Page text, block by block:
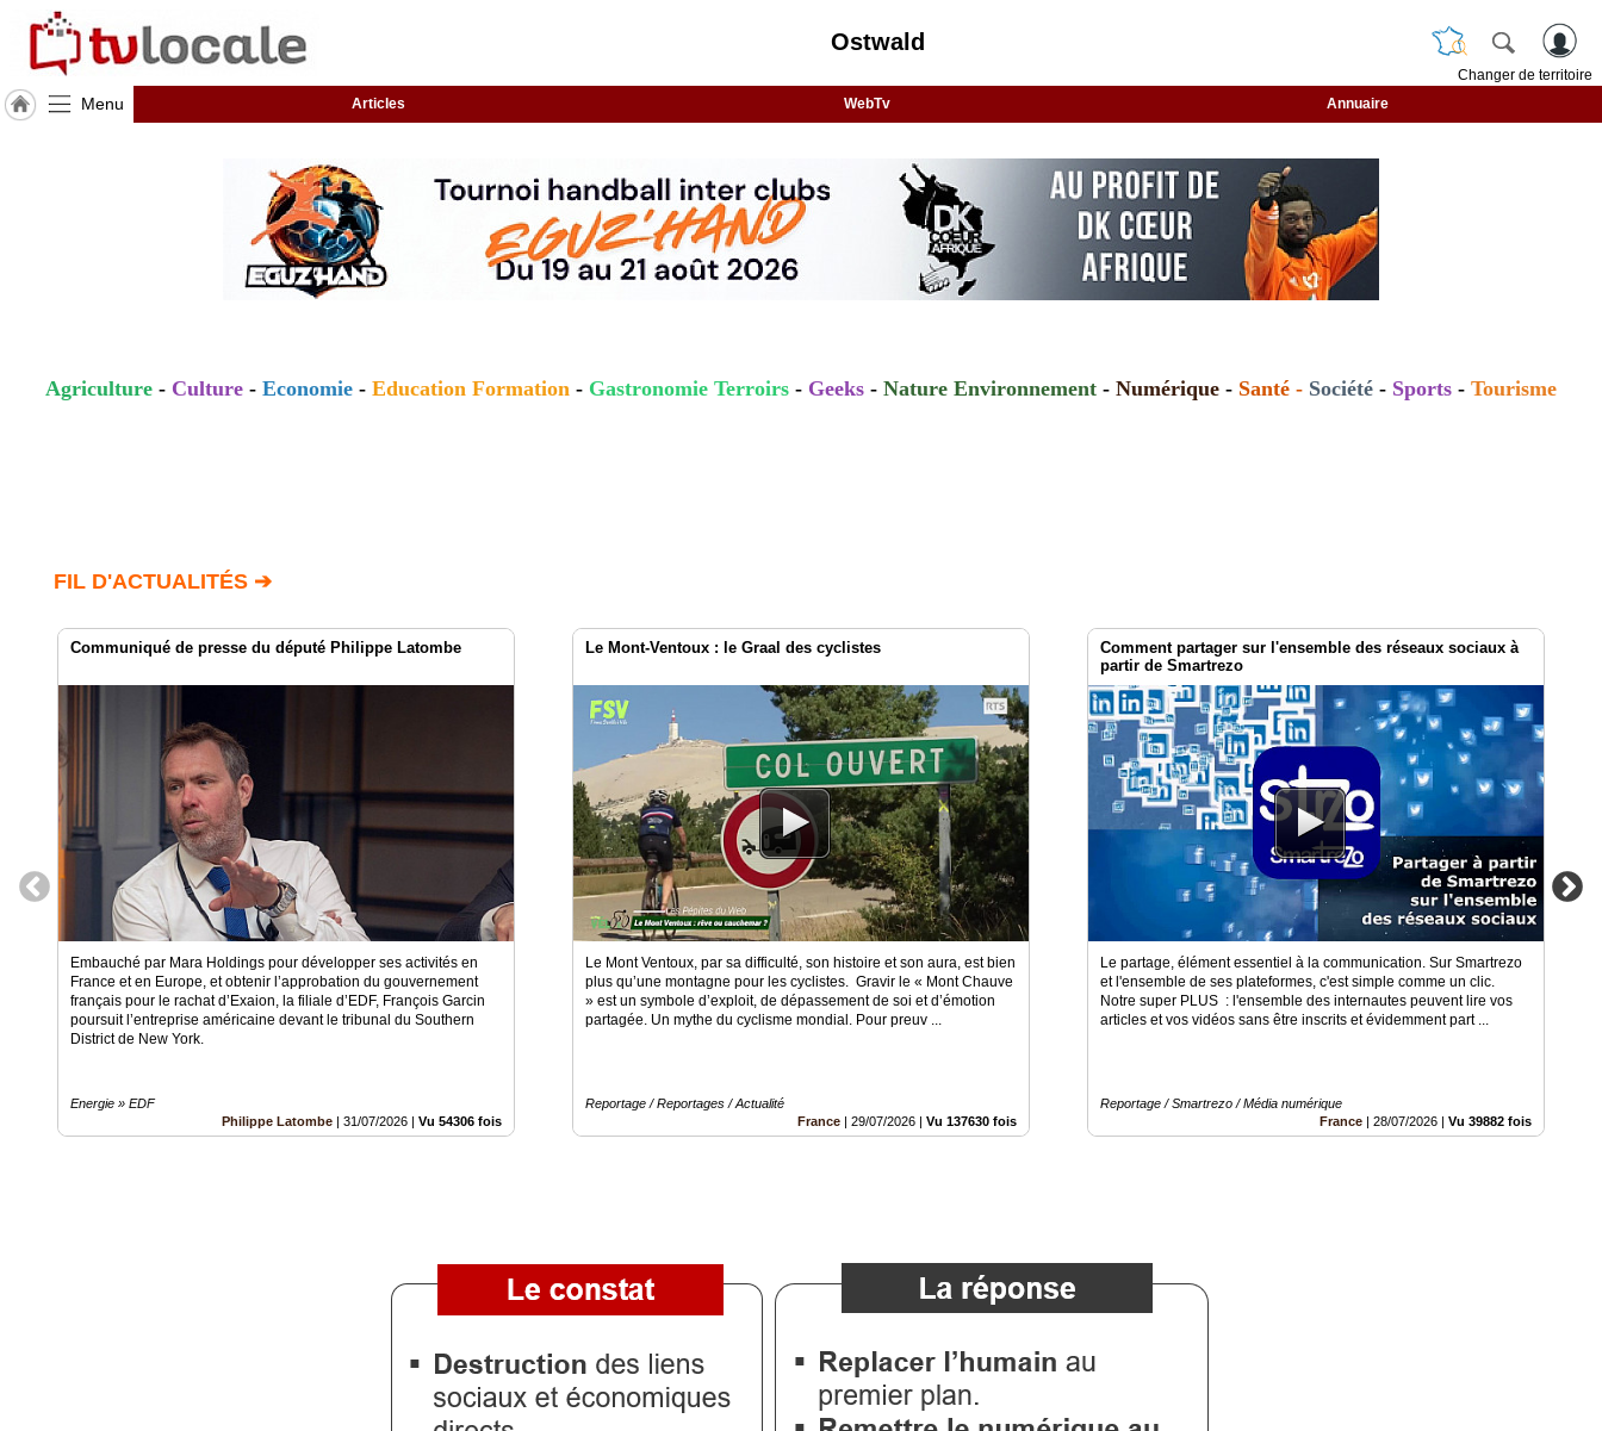
Ostwald
Changer de territoire
Menu Articles WebTv Annuaire
Inscription
annuaire
Agriculture - Culture - Economie - Education Formation - Gastronomie Terroirs - Geeks - Nature Environnement - Numérique - Santé - Société - Sports - Tourisme
FIL D'ACTUALITÉS ➔
Communiqué de presse du député Philippe Latombe
Embauché par Mara Holdings pour développer ses activités en
France et en Europe, et obtenir l’approbation du gouvernement
français pour le rachat d’Exaion, la filiale d’EDF, François Garcin
poursuit l’entreprise américaine devant le tribunal du Southern
District de New York.
Energie » EDF
Philippe Latombe | 31/07/2026 | Vu 54306 fois
Le Mont-Ventoux : le Graal des cyclistes
Le Mont Ventoux, par sa difficulté, son histoire et son aura, est bien
plus qu’une montagne pour les cyclistes. Gravir le « Mont Chauve
» est un symbole d’exploit, de dépassement de soi et d’émotion
partagée. Un mythe du cyclisme mondial. Pour preuv ...
Reportage / Reportages / Actualité
France | 29/07/2026 | Vu 137630 fois
Comment partager sur l'ensemble des réseaux sociaux à
partir de Smartrezo
Le partage, élément essentiel à la communication. Sur Smartrezo
et l'ensemble de ses plateformes, c'est simple comme un clic.
Notre super PLUS : l'ensemble des internautes peuvent lire vos
articles et vos vidéos sans être inscrits et évidemment part ...
Reportage / Smartrezo / Média numérique
France | 28/07/2026 | Vu 39882 fois